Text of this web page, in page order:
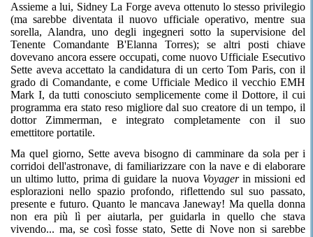
Assieme a lui, Sidney La Forge aveva ottenuto lo stesso privilegio
(ma sarebbe diventata il nuovo ufficiale operativo, mentre sua
sorella, Alandra, uno degli ingegneri sotto la supervisione del
Tenente Comandante B'Elanna Torres); se altri posti chiave
dovevano ancora essere occupati, come nuovo Ufficiale Esecutivo
Sette aveva accettato la candidatura di un certo Tom Paris, con il
grado di Comandante, e come Ufficiale Medico il vecchio EMH
Mark I, da tutti conosciuto semplicemente come il Dottore, il cui
programma era stato reso migliore dal suo creatore di un tempo, il
dottor Zimmerman, e integrato completamente con il suo
emettitore portatile.
Ma quel giorno, Sette aveva bisogno di camminare da sola per i
corridoi dell'astronave, di familiarizzare con la nave e di elaborare
un ultimo lutto, prima di guidare la nuova Voyagerin missioni ed
esplorazioni nello spazio profondo, riflettendo sul suo passato,
presente e futuro. Quanto le mancava Janeway! Ma quella donna
non era più lì per aiutarla, per guidarla in quello che stava
vivendo... ma, se così fosse stato, Sette di Nove non si sarebbe